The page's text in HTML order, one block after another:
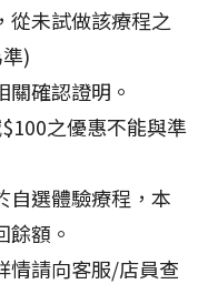
從未試做該療程之
)
確認證明。
之優惠不能與準
自選體驗療程，本
額。
情請向客服/店員查